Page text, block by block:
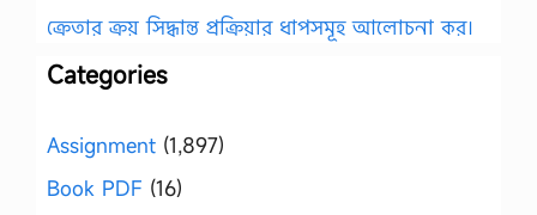
ক্রেতার ক্রয় সিদ্ধান্ত প্রক্রিয়ার ধাপসমূহ আলোচনা কর।
Categories
Assignment (1,897)
Book PDF (16)